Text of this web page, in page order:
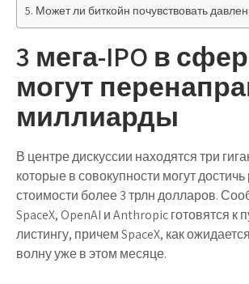
Может ли биткойн почувствовать
3 мега-IPO в
могут
миллиарды
В центре дискуссии находятся три
которые в совокупности могут
стоимости более 3 трлн долларов.
SpaceX, OpenAI и Anthropic готовятся к
листингу, причем SpaceX, как
волну уже в этом месяце.